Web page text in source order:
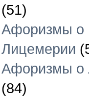
(51)
Афоризмы о
Лицемерии
Афоризмы о
(84)